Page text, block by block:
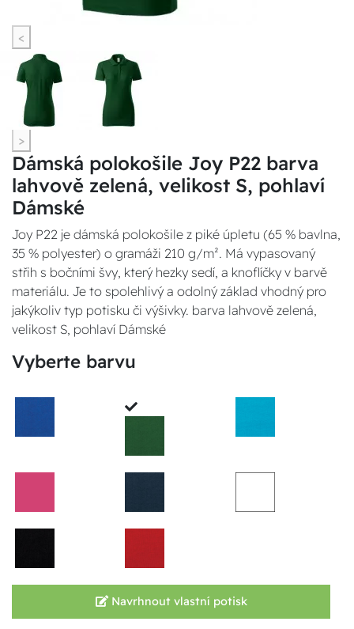
<
>
Dámská polokošile Joy P22 barva
lahvově zelená, velikost S, pohlaví
Dámské
Joy P22 je dámská polokošile z piké úpletu (65 % bavlna,
35 % polyester) o gramáži 210 g/m². Má vypasovaný
střih s bočními švy, který hezky sedí, a knoflíčky v barvě
materiálu. Je to spolehlivý a odolný základ vhodný pro
jakýkoliv typ potisku či výšivky. barva lahvově zelená,
velikost S, pohlaví Dámské
Vyberte barvu
Navrhnout vlastní potisk